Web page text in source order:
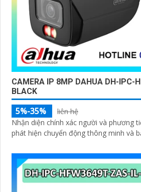
CAMERA IP 8MP DAHUA DH-IPC-
BLACK
5%-35%
liên hệ
Nhận diện chính xác người và phương
phát hiện chuyển động thông minh và